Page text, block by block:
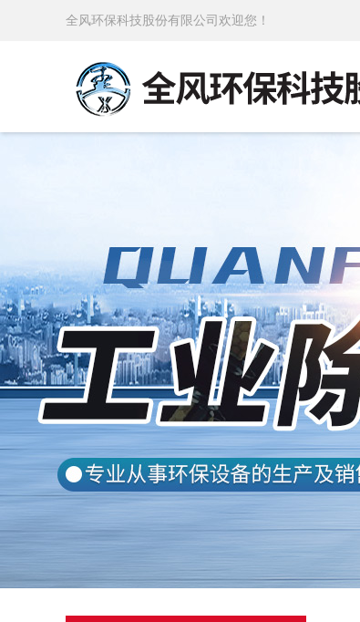
全风环保科技股份有限公司欢迎您！